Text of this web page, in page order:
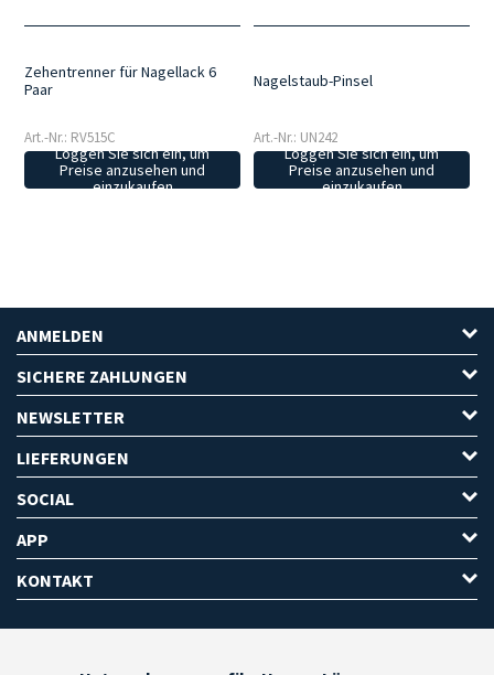
Zehentrenner für Nagellack 6
Paar
Art.-Nr.: RV515C
Loggen Sie sich ein, um
Preise anzusehen und
einzukaufen
Nagelstaub-Pinsel
Art.-Nr.: UN242
Loggen Sie sich ein, um
Preise anzusehen und
einzukaufen
ANMELDEN
SICHERE ZAHLUNGEN
NEWSLETTER
LIEFERUNGEN
SOCIAL
APP
KONTAKT